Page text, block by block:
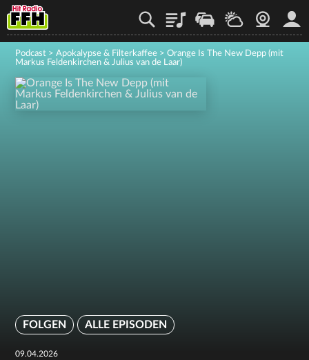
PlaylistStaupilotWetterWebcam
Podcast > Apokalypse & Filterkaffee > Orange Is The New Depp (mit
Markus Feldenkirchen & Julius van de Laar)
FOLGEN ALLE EPISODEN
09.04.2026